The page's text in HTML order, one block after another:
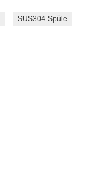
SUS304-Spüle